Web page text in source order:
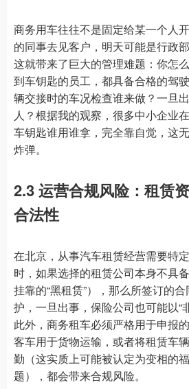
商务用车往往不是固定给某一个人
的同事去见客户，明天可能是行政
这就带来了巨大的管理难题：你怎
到车钥匙的员工，都具备合格的驾
辆交接时的车况检查谁来做？一旦
人？根据我的观察，很多中小企业
车钥匙谁用谁拿，完全靠自觉，这
炸弹。
2.3 运营合规风险：租赁
合法性
在北京，从事汽车租赁经营需要特
时，如果选择的租赁公司本身不具
挂靠的“黑租赁”），那么所签订的
护，一旦出事，保险公司也可能以“
此外，商务租车必须严格用于申报
客车用于货物运输，或者将租赁车
勤（这实质上可能被认定为变相的
题），都会带来合规风险。